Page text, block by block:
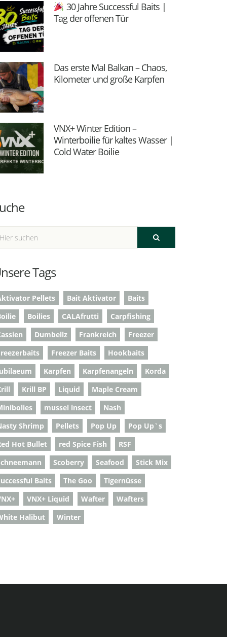
30 Jahre Successful Baits |
Tag der offenen Tür
Das erste Mal Balkan – Chaos,
Kilometer und große Karpfen
VNX+ Winter Edition –
Winterboilie für kaltes Wasser |
Cold Water Boilie
Tags
Pellets Bait Aktivator
Baits
Boilies CALAfrutti
Carpfishing
Dumbellz Frankreich
Freezer
Freezer Baits
Hookbaits
Karpfen Karpfenangeln
Korda
Krill BP Liquid
Maple Cream
mussel insect
Nash
Shrimp
Pellets Pop Up
Pop Up`s
Hot Bullet
red Spice Fish
RSF
Scoberry Seafood
Stick Mix
Baits
The Goo
Tigernüsse
VNX+ Liquid Wafter
Wafters
Halibut
Winter